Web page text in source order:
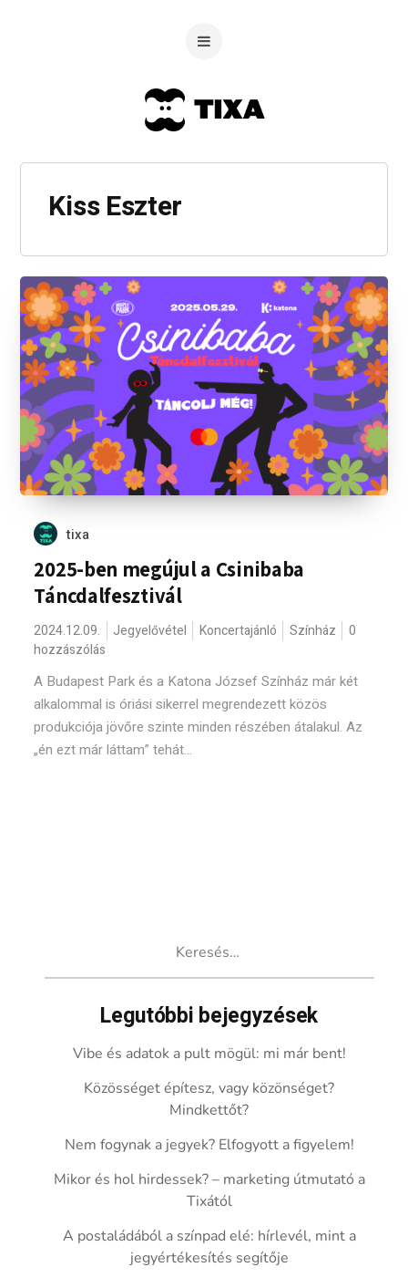
Kiss Eszter
tixa
2025-ben megújul a Csinibaba
Táncdalfesztivál
2024.12.09. Jegyelővétel Koncertajánló Színház
0
hozzászólás
A Budapest Park és a Katona József Színház már két
alkalommal is óriási sikerrel megrendezett közös
produkciója jövőre szinte minden részében átalakul. Az
„én ezt már láttam” tehát...
Legutóbbi bejegyzések
Vibe és adatok a pult mögül: mi már bent!
Közösséget építesz, vagy közönséget?
Mindkettőt?
Nem fogynak a jegyek? Elfogyott a figyelem!
Mikor és hol hirdessek? – marketing útmutató a
Tixától
A postaládából a színpad elé: hírlevél, mint a
jegyértékesítés segítője